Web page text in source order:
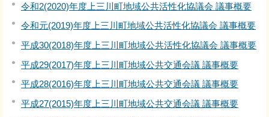
令和2(2020)年度上三川町地域公共活性化協議会 議事概要
令和元(2019)年度上三川町地域公共活性化協議会 議事概要
平成30(2018)年度上三川町地域公共活性化協議会 議事概要
平成29(2017)年度上三川町地域公共交通会議 議事概要
平成28(2016)年度上三川町地域公共交通会議 議事概要
平成27(2015)年度上三川町地域公共交通会議 議事概要